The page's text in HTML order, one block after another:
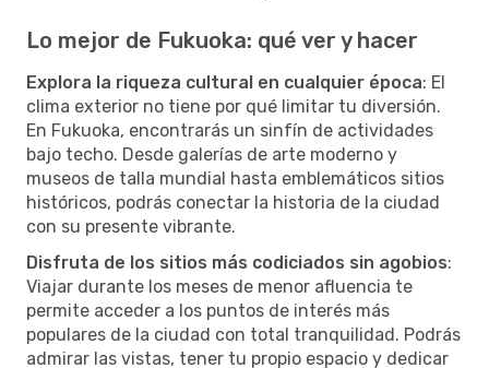
Lo mejor de Fukuoka: qué ver y hacer
Explora la riqueza cultural en cualquier época: El
clima exterior no tiene por qué limitar tu diversión.
En Fukuoka, encontrarás un sinfín de actividades
bajo techo. Desde galerías de arte moderno y
museos de talla mundial hasta emblemáticos sitios
históricos, podrás conectar la historia de la ciudad
con su presente vibrante.
Disfruta de los sitios más codiciados sin agobios:
Viajar durante los meses de menor afluencia te
permite acceder a los puntos de interés más
populares de la ciudad con total tranquilidad. Podrás
admirar las vistas, tener tu propio espacio y dedicar